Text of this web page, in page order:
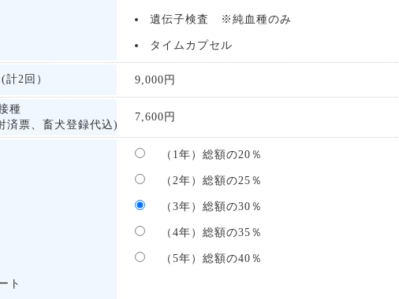
遺伝子検査 ※純血種のみ
タイムカプセル
2回） 9,000 円
種
済票、畜犬登録代込)
7,600 円
ト
（1年）総額の20％
（2年）総額の25％
（3年）総額の30％
（4年）総額の35％
（5年）総額の40％